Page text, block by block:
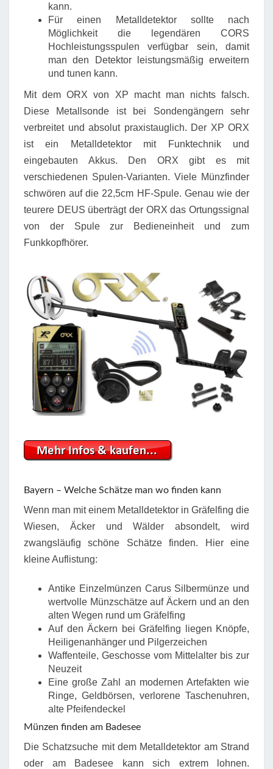
kann.
Für einen Metalldetektor sollte nach
Möglichkeit die legendären CORS
Hochleistungsspulen verfügbar sein, damit
man den Detektor leistungsmäßig erweitern
und tunen kann.
Mit dem ORX von XP macht man nichts falsch.
Diese Metallsonde ist bei Sondengängern sehr
verbreitet und absolut praxistauglich. Der XP ORX
ist ein Metalldetektor mit Funktechnik und
eingebauten Akkus. Den ORX gibt es mit
verschiedenen Spulen-Varianten. Viele Münzfinder
schwören auf die 22,5cm HF-Spule. Genau wie der
teurere DEUS überträgt der ORX das Ortungssignal
von der Spule zur Bedieneinheit und zum
Funkkopfhörer.
Bayern – Welche Schätze man wo finden kann
Wenn man mit einem Metalldetektor in Gräfelfing die
Wiesen, Äcker und Wälder absondelt, wird
zwangsläufig schöne Schätze finden. Hier eine
kleine Auflistung:
Antike Einzelmünzen Carus Silbermünze und
wertvolle Münzschätze auf Äckern und an den
alten Wegen rund um Gräfelfing
Auf den Äckern bei Gräfelfing liegen Knöpfe,
Heiligenanhänger und Pilgerzeichen
Waffenteile, Geschosse vom Mittelalter bis zur
Neuzeit
Eine große Zahl an modernen Artefakten wie
Ringe, Geldbörsen, verlorene Taschenuhren,
alte Pfeifendeckel
Münzen finden am Badesee
Die Schatzsuche mit dem Metalldetektor am Strand
oder am Badesee kann sich extrem lohnen.